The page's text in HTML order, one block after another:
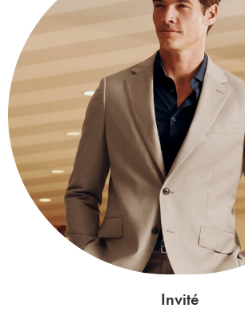
Invité